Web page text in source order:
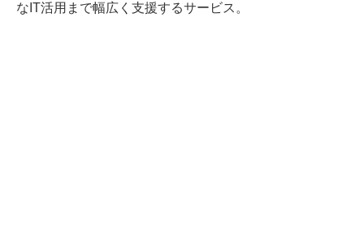
なIT活用まで幅広く支援するサービス。